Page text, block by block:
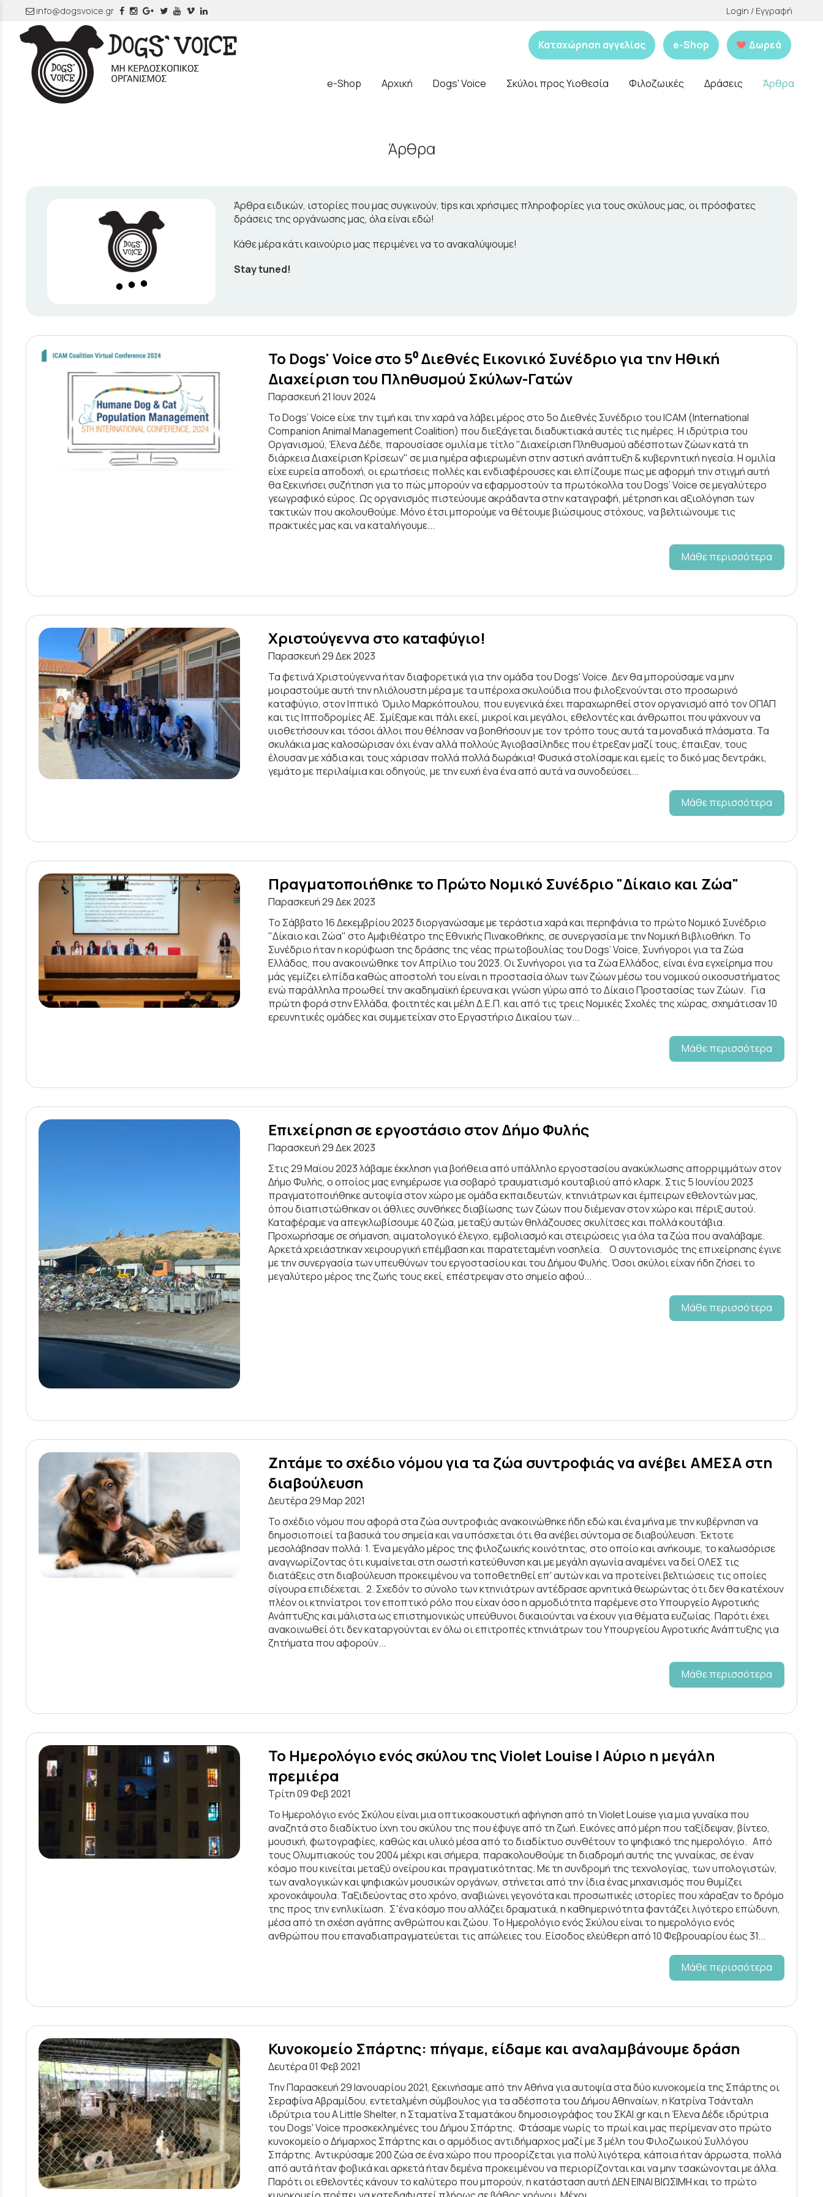
info@dogsvoice.gr Login / Εγγραφή
Καταχώρηση αγγελίας e-Shop Δωρεά
e-Shop Αρχική Dogs' Voice Σκύλοι προς Υιοθεσία Φιλοζωικές Δράσεις Άρθρα
Άρθρα
Άρθρα ειδικών, ιστορίες που μας συγκινούν, tips και χρήσιμες πληροφορίες για τους σκύλους μας, οι πρόσφατες
δράσεις της οργάνωσης μας, όλα είναι εδώ!
Κάθε μέρα κάτι καινούριο μας περιμένει να το ανακαλύψουμε!
Stay tuned!
Το Dogs' Voice στο 5⁰ Διεθνές Εικονικό Συνέδριο για την Ηθική
Διαχείριση του Πληθυσμού Σκύλων-Γατών
Παρασκευή 21 Ιουν 2024
Το Dogs’ Voice είχε την τιμή και την χαρά να λάβει μέρος στο 5ο Διεθνές Συνέδριο του ICAM (International
Companion Animal Management Coalition) που διεξάγεται διαδυκτιακά αυτές τις ημέρες. Η ιδρύτρια του
Οργανισμού, Έλενα Δέδε, παρουσίασε ομιλία με τίτλο "Διαχείριση Πληθυσμού αδέσποτων ζώων κατά τη
διάρκεια Διαχείριση Κρίσεων" σε μια ημέρα αφιερωμένη στην αστική ανάπτυξη & κυβερνητική ηγεσία. Η ομιλία
είχε ευρεία αποδοχή, οι ερωτήσεις πολλές και ενδιαφέρουσες και ελπίζουμε πως με αφορμή την στιγμή αυτή
θα ξεκινήσει συζήτηση για το πώς μπορούν να εφαρμοστούν τα πρωτόκολλα του Dogs’ Voice σε μεγαλύτερο
γεωγραφικό εύρος. Ως οργανισμός πιστεύουμε ακράδαντα στην καταγραφή, μέτρηση και αξιολόγηση των
τακτικών που ακολουθούμε. Μόνο έτσι μπορούμε να θέτουμε βιώσιμους στόχους, να βελτιώνουμε τις
πρακτικές μας και να καταλήγουμε...
Μάθε περισσότερα
Χριστούγεννα στο καταφύγιο!
Παρασκευή 29 Δεκ 2023
Τα φετινά Χριστούγεννα ήταν διαφορετικά για την ομάδα του Dogs' Voice. Δεν θα μπορούσαμε να μην
μοιραστούμε αυτή την ηλιόλουστη μέρα με τα υπέροχα σκυλούδια που φιλοξενούνται στο προσωρινό
καταφύγιο, στον Ιππικό Όμιλο Μαρκόπουλου, που ευγενικά έχει παραχωρηθεί στον οργανισμό από τον ΟΠΑΠ
και τις Ιπποδρομίες ΑΕ. Σμίξαμε και πάλι εκεί, μικροί και μεγάλοι, εθελοντές και άνθρωποι που ψάχνουν να
υιοθετήσουν και τόσοι άλλοι που θέλησαν να βοηθήσουν με τον τρόπο τους αυτά τα μοναδικά πλάσματα. Τα
σκυλάκια μας καλοσώρισαν όχι έναν αλλά πολλούς Άγιοβασίληδες που έτρεξαν μαζί τους, έπαιξαν, τους
έλουσαν με χάδια και τους χάρισαν πολλά πολλά δωράκια! Φυσικά στολίσαμε και εμείς το δικό μας δεντράκι,
γεμάτο με περιλαίμια και οδηγούς, με την ευχή ένα ένα από αυτά να συνοδεύσει...
Μάθε περισσότερα
Πραγματοποιήθηκε το Πρώτο Νομικό Συνέδριο "Δίκαιο και Ζώα"
Παρασκευή 29 Δεκ 2023
Το Σάββατο 16 Δεκεμβρίου 2023 διοργανώσαμε με τεράστια χαρά και περηφάνια το πρώτο Νομικό Συνέδριο
"Δίκαιο και Ζώα" στο Αμφιθέατρο της Εθνικής Πινακοθήκης, σε συνεργασία με την Νομική Βιβλιοθήκη. Το
Συνέδριο ήταν η κορύφωση της δράσης της νέας πρωτοβουλίας του Dogs’ Voice, Συνήγοροι για τα Ζώα
Ελλάδος, που ανακοινώθηκε τον Απρίλιο του 2023. Οι Συνήγοροι για τα Ζώα Ελλάδος, είναι ένα εγχείρημα που
μάς γεμίζει ελπίδα καθώς αποστολή του είναι η προστασία όλων των ζώων μέσω του νομικού οικοσυστήματος
ενώ παράλληλα προωθεί την ακαδημαϊκή έρευνα και γνώση γύρω από το Δίκαιο Προστασίας των Ζώων. Για
πρώτη φορά στην Ελλάδα, φοιτητές και μέλη Δ.Ε.Π. και από τις τρεις Νομικές Σχολές της χώρας, σχημάτισαν 10
ερευνητικές ομάδες και συμμετείχαν στο Εργαστήριο Δικαίου των...
Μάθε περισσότερα
Επιχείρηση σε εργοστάσιο στον Δήμο Φυλής
Παρασκευή 29 Δεκ 2023
Στις 29 Μαϊου 2023 λάβαμε έκκληση για βοήθεια από υπάλληλο εργοστασίου ανακύκλωσης απορριμμάτων στον
Δήμο Φυλής, ο οποίος μας ενημέρωσε για σοβαρό τραυματισμό κουταβιού από κλαρκ. Στις 5 Ιουνίου 2023
πραγματοποιήθηκε αυτοψία στον χώρο με ομάδα εκπαιδευτών, κτηνιάτρων και έμπειρων εθελοντών μας,
όπου διαπιστώθηκαν οι άθλιες συνθήκες διαβίωσης των ζώων που διέμεναν στον χώρο και πέριξ αυτού.
Καταφέραμε να απεγκλωβίσουμε 40 ζώα, μεταξύ αυτών θηλάζουσες σκυλίτσες και πολλά κουτάβια.
Προχωρήσαμε σε σήμανση, αιματολογικό έλεγχο, εμβολιασμό και στειρώσεις για όλα τα ζώα που αναλάβαμε.
Αρκετά χρειάστηκαν χειρουργική επέμβαση και παρατεταμένη νοσηλεία. Ο συντονισμός της επιχείρησης έγινε
με την συνεργασία των υπευθύνων του εργοστασίου και του Δήμου Φυλής. Όσοι σκύλοι είχαν ήδη ζήσει το
μεγαλύτερο μέρος της ζωής τους εκεί, επέστρεψαν στο σημείο αφού...
Μάθε περισσότερα
Ζητάμε το σχέδιο νόμου για τα ζώα συντροφιάς να ανέβει ΑΜΕΣΑ στη
διαβούλευση
Δευτέρα 29 Μαρ 2021
Το σχέδιο νόμου που αφορά στα ζώα συντροφιάς ανακοινώθηκε ήδη εδώ και ένα μήνα με την κυβέρνηση να
δημοσιοποιεί τα βασικά του σημεία και να υπόσχεται ότι θα ανέβει σύντομα σε διαβούλευση. Έκτοτε
μεσολάβησαν πολλά: 1. Ένα μεγάλο μέρος της φιλοζωικής κοινότητας, στο οποίο και ανήκουμε, το καλωσόρισε
αναγνωρίζοντας ότι κυμαίνεται στη σωστή κατεύθυνση και με μεγάλη αγωνία αναμένει να δεί ΟΛΕΣ τις
διατάξεις στη διαβούλευση προκειμένου να τοποθετηθεί επ' αυτών και να προτείνει βελτιώσεις τις οποίες
σίγουρα επιδέχεται. 2. Σχεδόν το σύνολο των κτηνιάτρων αντέδρασε αρνητικά θεωρώντας ότι δεν θα κατέχουν
πλέον οι κτηνίατροι τον εποπτικό ρόλο που είχαν όσο η αρμοδιότητα παρέμενε στο Υπουργείο Αγροτικής
Ανάπτυξης και μάλιστα ως επιστημονικώς υπεύθυνοι δικαιούνται να έχουν για θέματα ευζωίας. Παρότι έχει
ανακοινωθεί ότι δεν καταργούνται εν όλω οι επιτροπές κτηνιάτρων του Υπουργείου Αγροτικής Ανάπτυξης για
ζητήματα που αφορούν...
Μάθε περισσότερα
Το Ημερολόγιο ενός σκύλου της Violet Louise | Αύριο η μεγάλη
πρεμιέρα
Τρίτη 09 Φεβ 2021
Το Ημερολόγιο ενός Σκύλου είναι μια oπτικοακουστική αφήγηση από τη Violet Louise για μια γυναίκα που
αναζητά στο διαδίκτυο ίχνη του σκύλου της που έφυγε από τη ζωή. Εικόνες από μέρη που ταξίδεψαν, βίντεο,
μουσική, φωτογραφίες, καθώς και υλικό μέσα από το διαδίκτυο συνθέτουν το ψηφιακό της ημερολόγιο. Από
τους Ολυμπιακούς του 2004 μέχρι και σήμερα, παρακολουθούμε τη διαδρομή αυτής της γυναίκας, σε έναν
κόσμο που κινείται μεταξύ ονείρου και πραγματικότητας. Με τη συνδρομή της τεχνολογίας, των υπολογιστών,
των αναλογικών και ψηφιακών μουσικών οργάνων, στήνεται από την ίδια ένας μηχανισμός που θυμίζει
χρονοκάψουλα. Ταξιδεύοντας στο χρόνο, αναβιώνει γεγονότα και προσωπικές ιστορίες που χάραξαν το δρόμο
της προς την ενηλικίωση. Σ᾽ένα κόσμο που αλλάζει δραματικά, η καθημερινότητα φαντάζει λιγότερο επώδυνη,
μέσα από τη σχέση αγάπης ανθρώπου και ζώου. Το Ημερολόγιο ενός Σκύλου είναι το ημερολόγιο ενός
ανθρώπου που επαναδιαπραγματεύεται τις απώλειες του. Είσοδος ελεύθερη από 10 Φεβρουαρίου έως 31...
Μάθε περισσότερα
Κυνοκομείο Σπάρτης: πήγαμε, είδαμε και αναλαμβάνουμε δράση
Δευτέρα 01 Φεβ 2021
Την Παρασκευή 29 Ιανουαρίου 2021, ξεκινήσαμε από την Αθήνα για αυτοψία στα δύο κυνοκομεία της Σπάρτης οι
Σεραφίνα Αβραμίδου, εντεταλμένη σύμβουλος για τα αδέσποτα του Δήμου Αθηναίων, η Κατρίνα Τσάνταλη
ιδρύτρια του A Little Shelter, η Σταματίνα Σταματάκου δημοσιογράφος του ΣΚΑΙ.gr και η Έλενα Δέδε ιδρύτρια
του Dogs' Voice προσκεκλημένες του Δήμου Σπάρτης. Φτάσαμε νωρίς το πρωί και μας περίμεναν στο πρώτο
κυνοκομείο ο Δήμαρχος Σπάρτης και ο αρμόδιος αντιδήμαρχος μαζί με 3 μέλη του Φιλοζωικού Συλλόγου
Σπάρτης. Αντικρύσαμε 200 ζώα σε ένα χώρο που προορίζεται για πολύ λιγότερα, κάποια ήταν άρρωστα, πολλά
από αυτά ήταν φοβικά και αρκετά ήταν δεμένα προκειμένου να περιορίζονται και να μην τσακώνονται με άλλα.
Παρότι οι εθελοντές κάνουν το καλύτερο που μπορούν, η κατάσταση αυτή ΔΕΝ ΕΙΝΑΙ ΒΙΩΣΙΜΗ και το πρώτο